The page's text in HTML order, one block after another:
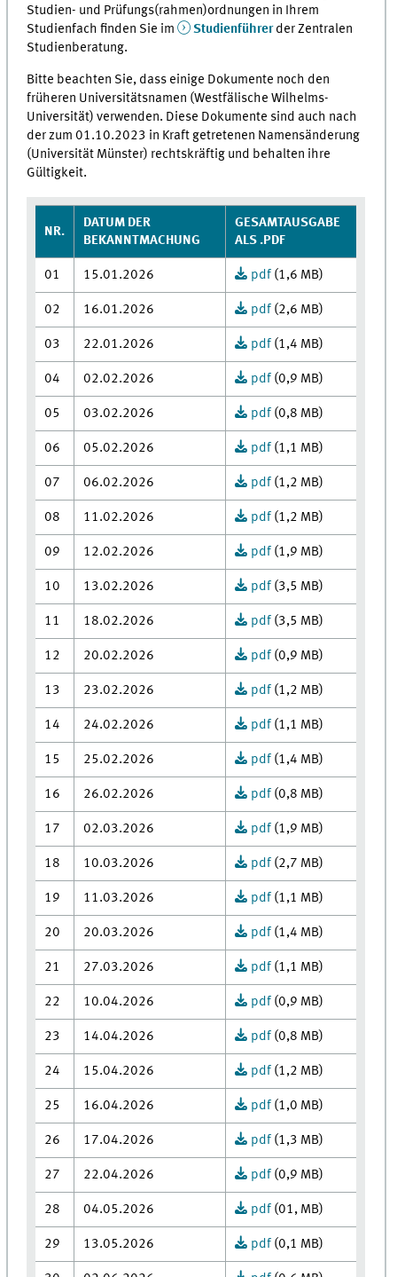
Studien- und Prüfungs(rahmen)ordnungen in Ihrem
Studienfach finden Sie im
Studienführerder Zentralen
Studienberatung.
Bitte beachten Sie, dass einige Dokumente noch den
früheren Universitätsnamen (Westfälische Wilhelms-
Universität) verwenden. Diese Dokumente sind auch nach
der zum 01.10.2023 in Kraft getretenen Namensänderung
(Universität Münster) rechtskräftig und behalten ihre
Gültigkeit.
NR.
DATUM DER
BEKANNTMACHUNG
GESAMTAUSGABE
ALS .PDF
01 15.01.2026 pdf (1,6 MB)
02 16.01.2026 pdf (2,6 MB)
03 22.01.2026 pdf (1,4 MB)
04 02.02.2026 pdf (0,9 MB)
05 03.02.2026 pdf (0,8 MB)
06 05.02.2026 pdf (1,1 MB)
07 06.02.2026 pdf (1,2 MB)
08 11.02.2026 pdf (1,2 MB)
09 12.02.2026 pdf (1,9 MB)
10 13.02.2026 pdf (3,5 MB)
11 18.02.2026 pdf (3,5 MB)
12 20.02.2026 pdf (0,9 MB)
13 23.02.2026 pdf (1,2 MB)
14 24.02.2026 pdf (1,1 MB)
15 25.02.2026 pdf (1,4 MB)
16 26.02.2026 pdf (0,8 MB)
17 02.03.2026 pdf (1,9 MB)
18 10.03.2026 pdf (2,7 MB)
19 11.03.2026 pdf (1,1 MB)
20 20.03.2026 pdf (1,4 MB)
21 27.03.2026 pdf (1,1 MB)
22 10.04.2026 pdf (0,9 MB)
23 14.04.2026 pdf (0,8 MB)
24 15.04.2026 pdf (1,2 MB)
25 16.04.2026 pdf (1,0 MB)
26 17.04.2026 pdf (1,3 MB)
27 22.04.2026 pdf (0,9 MB)
28 04.05.2026 pdf (01, MB)
29 13.05.2026 pdf (0,1 MB)